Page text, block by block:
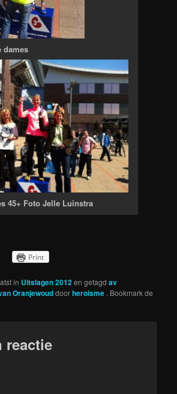
dames
45+ Foto Jelle Luinstra
Print
in Uitslagen 2012en getagdav
Oranjewouddoorheroisme . Bookmark de
reactie